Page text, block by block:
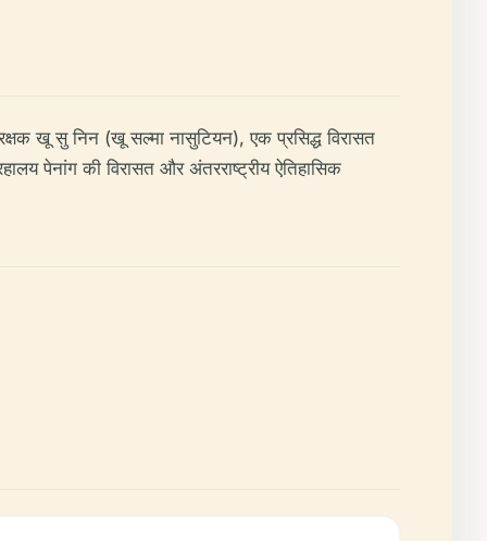
खू सु निन (खू सल्मा नासुटियन), एक प्रसिद्ध विरासत
पेनांग की विरासत और अंतरराष्ट्रीय ऐतिहासिक